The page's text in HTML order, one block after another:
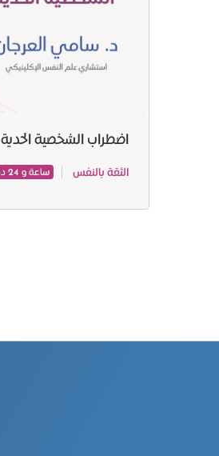
اضطراب الشخصية الحدية
الثقة بالنفس ساعة و 24 دقيقة